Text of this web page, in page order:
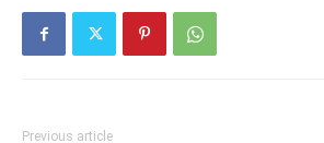
Previous article